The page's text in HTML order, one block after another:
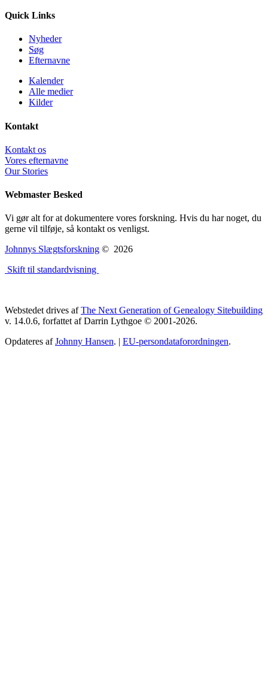
Quick Links
Nyheder
Søg
Efternavne
Kalender
Alle medier
Kilder
Kontakt
Kontakt os
Vores efternavne
Our Stories
Webmaster Besked
Vi gør alt for at dokumentere vores forskning. Hvis du har noget, du
gerne vil tilføje, så kontakt os venligst.
Johnnys Slægtsforskning © 2026
Skift til standardvisning
Webstedet drives afThe Next Generation of Genealogy Sitebuilding
v. 14.0.6, forfattet af Darrin Lythgoe © 2001-2026.
Opdateres afJohnny Hansen. | EU-persondataforordningen.